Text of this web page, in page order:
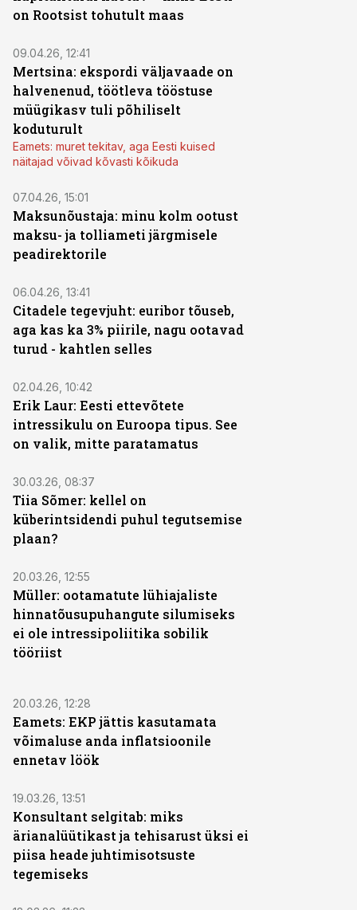
on Rootsist tohutult maas
09.04.26, 12:41
Mertsina: ekspordi väljavaade on
halvenenud, töötleva tööstuse
müügikasv tuli põhiliselt
koduturult
Eamets: muret tekitav, aga Eesti kuised
näitajad võivad kõvasti kõikuda
07.04.26, 15:01
Maksunõustaja: minu kolm ootust
maksu- ja tolliameti järgmisele
peadirektorile
06.04.26, 13:41
Citadele tegevjuht: euribor tõuseb,
aga kas ka 3% piirile, nagu ootavad
turud - kahtlen selles
02.04.26, 10:42
Erik Laur: Eesti ettevõtete
intressikulu on Euroopa tipus. See
on valik, mitte paratamatus
30.03.26, 08:37
Tiia Sõmer: kellel on
küberintsidendi puhul tegutsemise
plaan?
20.03.26, 12:55
Müller: ootamatute lühiajaliste
hinnatõusupuhangute silumiseks
ei ole intressipoliitika sobilik
tööriist
20.03.26, 12:28
Eamets: EKP jättis kasutamata
võimaluse anda inflatsioonile
ennetav löök
19.03.26, 13:51
Konsultant selgitab: miks
ärianalüütikast ja tehisarust üksi ei
piisa heade juhtimisotsuste
tegemiseks